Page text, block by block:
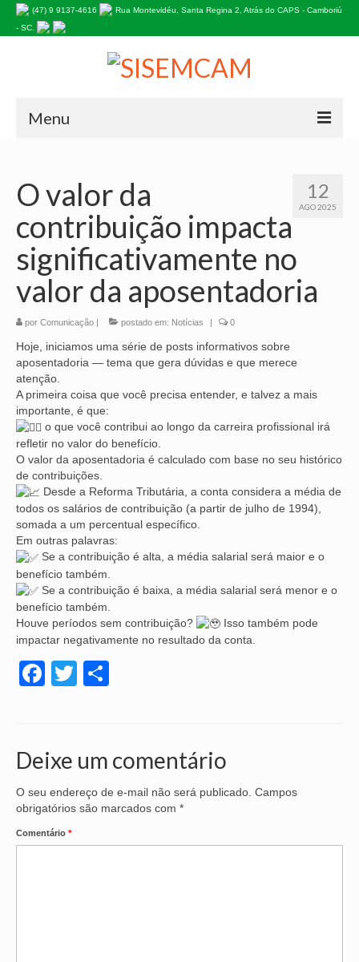
(47) 9 9137-4616
Rua Montevidéu, Santa Regina 2, Atrás do CAPS - Camboriú
- SC.
Menu
NOSSA HISTÓRIA
Estatuto do Sindicato
PALAVRA DA PRESIDENTE
EDITAIS
INFORMATIVOS
ASSOCIE-SE
CONVÊNIOS
MÍDIAS
NOTÍCIAS
FOTOS
QUEM SOMOS
ASSESSORIA JURÍDICA
ASSESSORIA ECONÔMICA
CONTATO
12
AGO 2025
O valor da
contribuição impacta
significativamente no
valor da aposentadoria
por Comunicação | postado em: Notícias | 0
Hoje, iniciamos uma série de posts informativos sobre
aposentadoria — tema que gera dúvidas e que merece
atenção.
A primeira coisa que você precisa entender, e talvez a mais
importante, é que:
o que você contribui ao longo da carreira profissional irá
refletir no valor do benefício.
O valor da aposentadoria é calculado com base no seu histórico
de contribuições.
Desde a Reforma Tributária, a conta considera a média de
todos os salários de contribuição (a partir de julho de 1994),
somada a um percentual específico.
Em outras palavras:
Se a contribuição é alta, a média salarial será maior e o
benefício também.
Se a contribuição é baixa, a média salarial será menor e o
benefício também.
Houve períodos sem contribuição?
Isso também pode
impactar negativamente no resultado da conta.
Facebook
Twitter
Deixe um comentário
O seu endereço de e-mail não será publicado. Campos
obrigatórios são marcados com *
Comentário *